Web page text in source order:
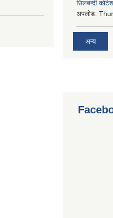
सिलबन्दी
अपलोड:
अन्य